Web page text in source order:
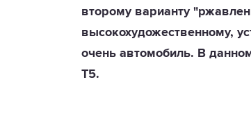
второму варианту
высокохудожественному,
очень автомобиль. В
T5.